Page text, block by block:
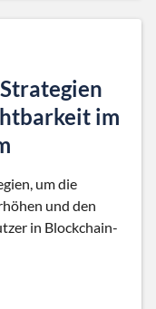
im
um die
und den
in Blockchain-